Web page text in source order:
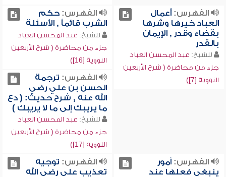
الفهرس:أعمال
العباد خيرها وشرها
بقضاء وقدر , الإيمان
بالقدر
للشيخ: عبد المحسن العباد
جزء من محاضرة ( شرح الأربعين
النووية [7])
الفهرس:حكم
الشرب قائماً , الأسئلة
للشيخ: عبد المحسن العباد
جزء من محاضرة ( شرح الأربعين
النووية [16])
الفهرس: ترجمة
الحسن بن علي رضي
الله عنه , شرح حديث: ( دع
ما يريبك إلى ما لا يريبك )
للشيخ: عبد المحسن العباد
جزء من محاضرة ( شرح الأربعين
النووية [17])
الفهرس:أمور
ينبغي فعلها عند
الفهرس: توجيه
تعذيب علي رضي الله